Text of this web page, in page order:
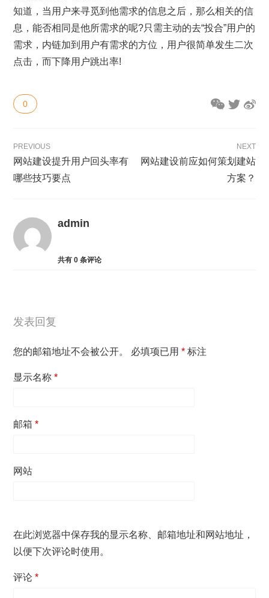
知道，当用户来寻觅到他需求的信息之后，那么相关的信
息，能否相同是他所需求的呢?只需主动的去“投合”用户的
需求，内链加到用户有需求的方位，用户很简单发生二次
点击，而下降用户跳出率!
0
PREVIOUS
网站建设提升用户回头率有
哪些技巧要点
NEXT
网站建设前应如何策划建站
方案？
admin
共有0 条评论
发表回复
您的邮箱地址不会被公开。 必填项已用* 标注
显示名称*
邮箱*
网站
在此浏览器中保存我的显示名称、邮箱地址和网站地址，
以便下次评论时使用。
评论*